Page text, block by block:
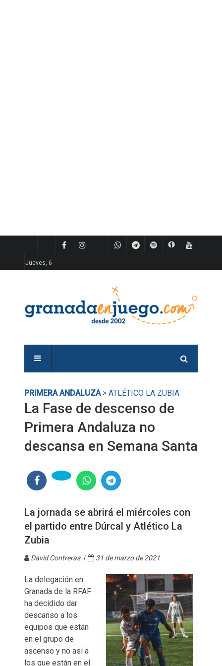
Jueves, 6
PRIMERA ANDALUZA> ATLÉTICO LA ZUBIA
La Fase de descenso de
Primera Andaluza no
descansa en Semana Santa
La jornada se abrirá el miércoles con
el partido entre Dúrcal y Atlético La
Zubia
David Contreras | 31 de marzo de 2021
La delegación en
Granada de la RFAF
ha decidido dar
descanso a los
equipos que están
en el grupo de
ascenso y no así a
los que están en el